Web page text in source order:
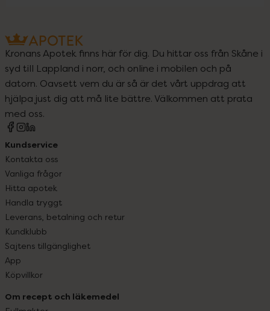
Kronans Apotek finns här för dig. Du hittar oss från Skåne i
syd till Lappland i norr, och online i mobilen och på
datorn. Oavsett vem du är så är det vårt uppdrag att
hjälpa just dig att må lite bättre. Välkommen att prata
med oss.
Kundservice
Kontakta oss
Vanliga frågor
Hitta apotek
Handla tryggt
Leverans, betalning och retur
Kundklubb
Sajtens tillgänglighet
App
Köpvillkor
Om recept och läkemedel